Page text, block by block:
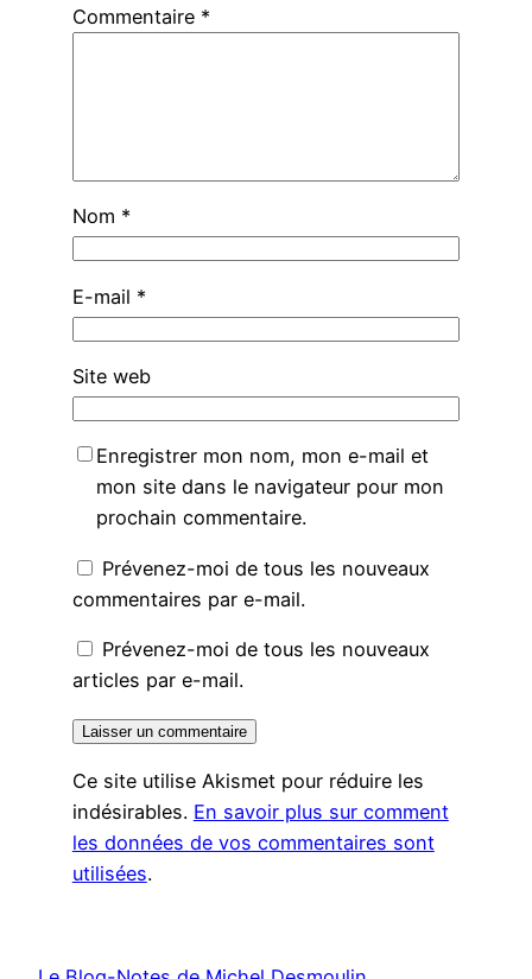
Commentaire *
Nom *
E-mail *
Site web
Enregistrer mon nom, mon e-mail et
mon site dans le navigateur pour mon
prochain commentaire.
Prévenez-moi de tous les nouveaux
commentaires par e-mail.
Prévenez-moi de tous les nouveaux
articles par e-mail.
Ce site utilise Akismet pour réduire les
indésirables. En savoir plus sur comment
les données de vos commentaires sont
utilisées.